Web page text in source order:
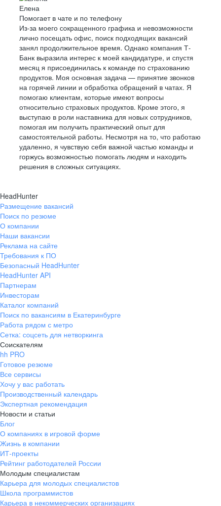
Елена
Помогает в чате и по телефону
Из-за моего сокращенного графика и невозможности
лично посещать офис, поиск подходящих вакансий
занял продолжительное время. Однако компания Т-
Банк выразила интерес к моей кандидатуре, и спустя
месяц я присоединилась к команде по страхованию
продуктов. Моя основная задача — принятие звонков
на горячей линии и обработка обращений в чатах. Я
помогаю клиентам, которые имеют вопросы
относительно страховых продуктов. Кроме этого, я
выступаю в роли наставника для новых сотрудников,
помогая им получить практический опыт для
самостоятельной работы. Несмотря на то, что работаю
удаленно, я чувствую себя важной частью команды и
горжусь возможностью помогать людям и находить
решения в сложных ситуациях.
HeadHunter
Размещение вакансий
Поиск по резюме
О компании
Наши вакансии
Реклама на сайте
Требования к ПО
Безопасный HeadHunter
HeadHunter API
Партнерам
Инвесторам
Каталог компаний
Поиск по вакансиям в Екатеринбурге
Работа рядом с метро
Сетка: соцсеть для нетворкинга
Соискателям
hh PRO
Готовое резюме
Все сервисы
Хочу у вас работать
Производственный календарь
Экспертная рекомендация
Новости и статьи
Блог
О компаниях в игровой форме
Жизнь в компании
ИТ-проекты
Рейтинг работодателей России
Молодым специалистам
Карьера для молодых специалистов
Школа программистов
Карьера в некоммерческих организациях